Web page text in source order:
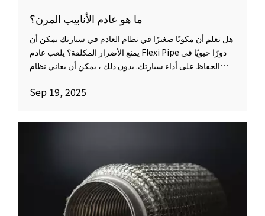
ما هو عادم الأنابيب المرن؟
هل تعلم أن مكونًا صغيرًا في نظام العادم في سيارتك يمكن أن
يمنع الأضرار المكلفة؟ يلعب عادم Flexi Pipe دورًا حيويًا في
الحفاظ على أداء سيارتك. بدون ذلك ، يمكن أن يعاني نظام
Sep 19, 2025